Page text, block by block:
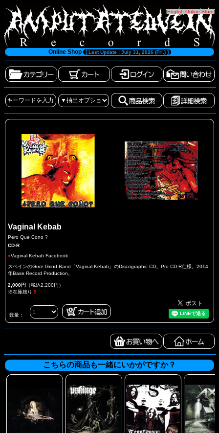
[English Online Store]
Online Shop [ Last Update : July 31, 2026 (Fri.) ]
Vaginal Kebab
Pero Que Cono ?
CD-R
●Vaginal Kebab Facebook
スペインのGore Grind Band「Vaginal Kebab」のDiscographic CD。Pro CD-R仕様。2014
年Base Record Production。
2,000円 （税込2,200円）
※在庫残り 5
数量：
こちらの商品も一緒にいかがですか？